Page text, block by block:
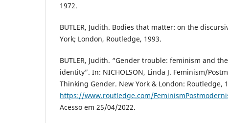
1972.
BUTLER, Judith. Bodies that matter: on the
York; London, Routledge, 1993.
BUTLER, Judith. “Gender trouble: feminism and
identity”. In: NICHOLSON, Linda J. Feminism/
Thinking Gender. New York & London: Routledge,
https://www.routledge.com/
Acesso em 25/04/2022.